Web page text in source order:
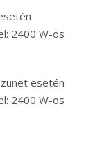
2400 W-os
esetén
2400 W-os